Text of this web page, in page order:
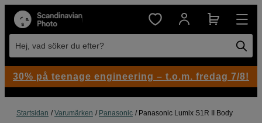
Hej, vad söker du efter?
Startsidan Varumärken Panasonic Panasonic Lumix S1R II Body
30% på teenage engineering – t.o.m. fredag 7/8!